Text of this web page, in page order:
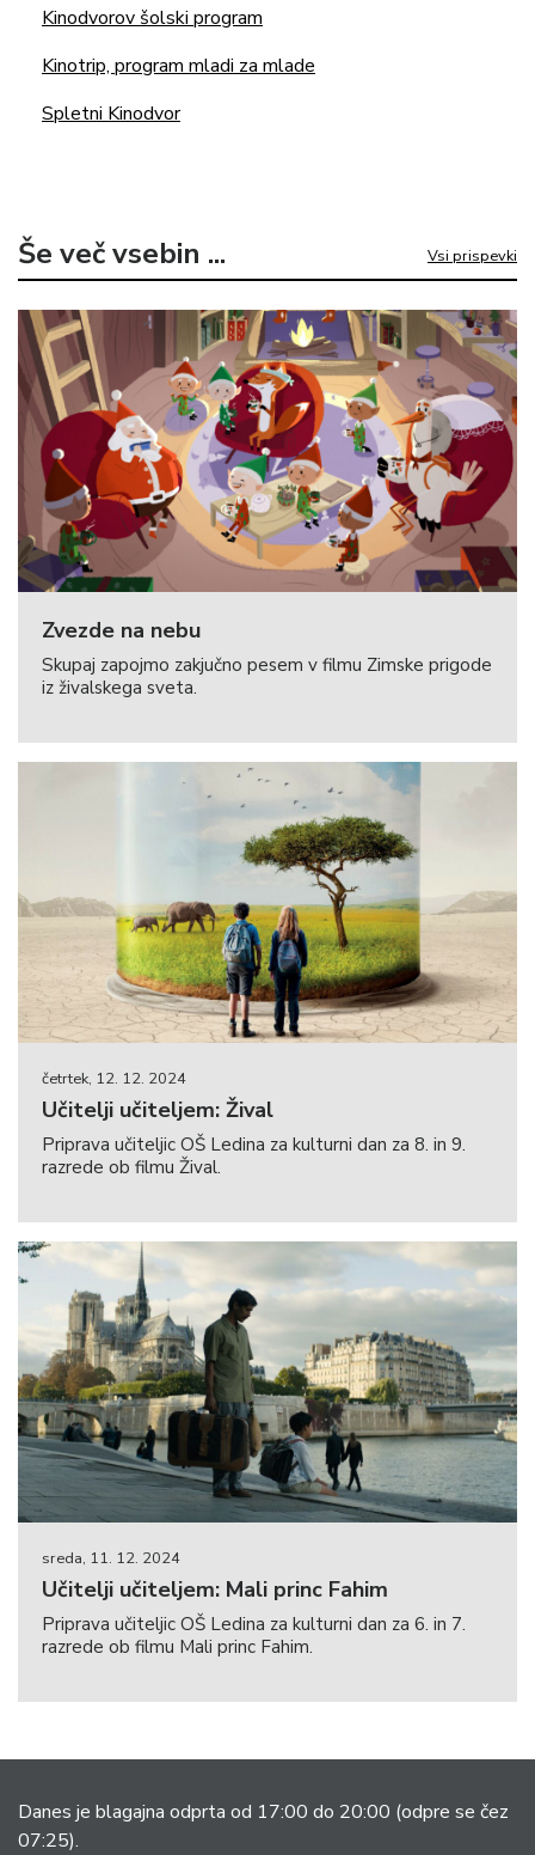
Kinodvorov šolski program
Kinotrip, program mladi za mlade
Spletni Kinodvor
Vsi prispevki
Še več vsebin ...
Zvezde na nebu
Skupaj zapojmo zakjučno pesem v filmu Zimske prigode
iz živalskega sveta.
četrtek, 12. 12. 2024
Učitelji učiteljem: Žival
Priprava učiteljic OŠ Ledina za kulturni dan za 8. in 9.
razrede ob filmu Žival.
sreda, 11. 12. 2024
Učitelji učiteljem: Mali princ Fahim
Priprava učiteljic OŠ Ledina za kulturni dan za 6. in 7.
razrede ob filmu Mali princ Fahim.
Danes je blagajna odprta od 17:00 do 20:00 (odpre se čez
07:25).